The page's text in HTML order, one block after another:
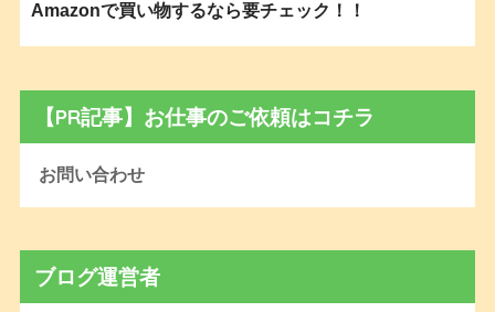
Amazonで買い物するなら要チェック！！
【PR記事】お仕事のご依頼はコチラ
お問い合わせ
ブログ運営者